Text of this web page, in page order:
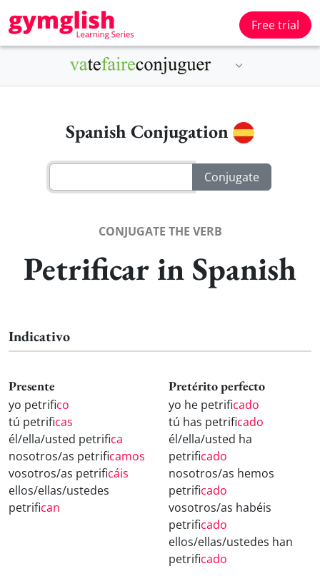
Free trial
Spanish Conjugation
CONJUGATE THE VERB
Petrificar in Spanish
Indicativo
Presente
yo petrifico
tú petrificas
él/ella/usted petrifica
nosotros/as petrificamos
vosotros/as petrificáis
ellos/ellas/ustedes
petrifican
Pretérito perfecto
yo he petrificado
tú has petrificado
él/ella/usted ha
petrificado
nosotros/as hemos
petrificado
vosotros/as habéis
petrificado
ellos/ellas/ustedes han
petrificado